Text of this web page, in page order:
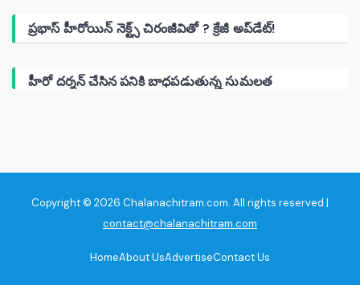
ప్రభాస్ హీరోయిన్ నెక్ట్స్ చిరంజీవితో ? క్రేజీ అప్‌డేట్!
హీరో దర్శన్ చేసిన పనికి బాధపడుతున్న సుమలత
Copyright © 2026 Chalanachitram.com. All rights reserved |
contact@chalanachitram.com
HomeAbout UsAdvertiseContact Us